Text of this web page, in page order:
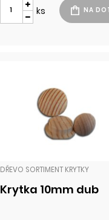
ks
DŘEVO SORTIMENT KRYTKY
Krytka 10mm dub